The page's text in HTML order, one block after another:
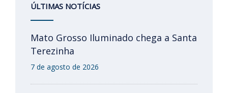
ÚLTIMAS NOTÍCIAS
Mato Grosso Iluminado chega a Santa
Terezinha
7 de agosto de 2026